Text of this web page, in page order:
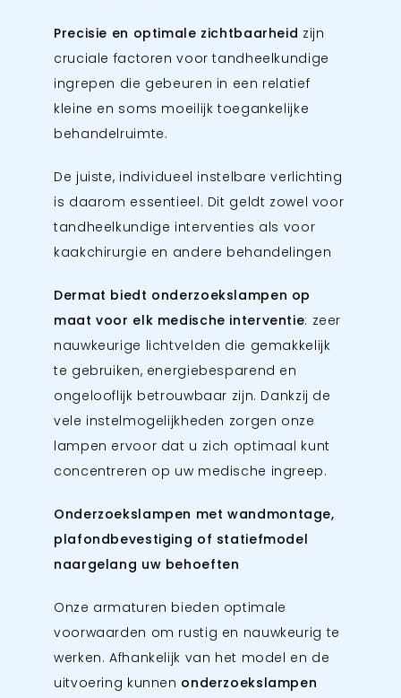
Precisie en optimale zichtbaarheid zijn
cruciale factoren voor tandheelkundige
ingrepen die gebeuren in een relatief
kleine en soms moeilijk toegankelijke
behandelruimte.
De juiste, individueel instelbare verlichting
is daarom essentieel. Dit geldt zowel voor
tandheelkundige interventies als voor
kaakchirurgie en andere behandelingen
Dermat biedt onderzoekslampen op
maat voor elk medische interventie: zeer
nauwkeurige lichtvelden die gemakkelijk
te gebruiken, energiebesparend en
ongelooflijk betrouwbaar zijn. Dankzij de
vele instelmogelijkheden zorgen onze
lampen ervoor dat u zich optimaal kunt
concentreren op uw medische ingreep.
Onderzoekslampen met wandmontage,
plafondbevestiging of statiefmodel
naargelang uw behoeften
Onze armaturen bieden optimale
voorwaarden om rustig en nauwkeurig te
werken. Afhankelijk van het model en de
uitvoering kunnen onderzoekslampen